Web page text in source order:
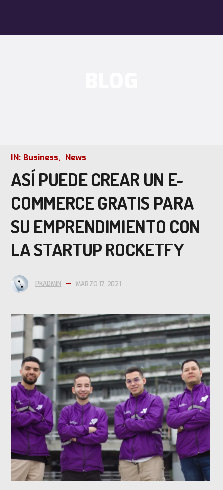
IN: Business News
ASÍ PUEDE CREAR UN E-
COMMERCE GRATIS PARA
SU EMPRENDIMIENTO CON
LA STARTUP ROCKETFY
PKADMIN MARZO 17, 2021